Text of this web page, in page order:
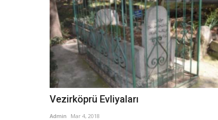
Vezirköprü Evliyaları
Admin Mar 4, 2018